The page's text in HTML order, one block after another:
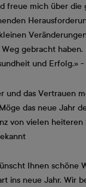
freue mich über die
gebracht haben.
und Erfolg.»
und das Vertrauen
das neue Jahr
von vielen heiteren
Ihnen schöne
ins neue Jahr. Wir